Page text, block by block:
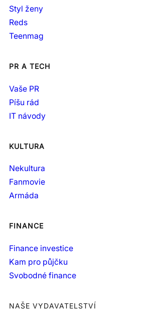
Styl ženy
Reds
Teenmag
PR A TECH
Vaše PR
Píšu rád
IT návody
KULTURA
Nekultura
Fanmovie
Armáda
FINANCE
Finance investice
Kam pro půjčku
Svobodné finance
NAŠE VYDAVATELSTVÍ